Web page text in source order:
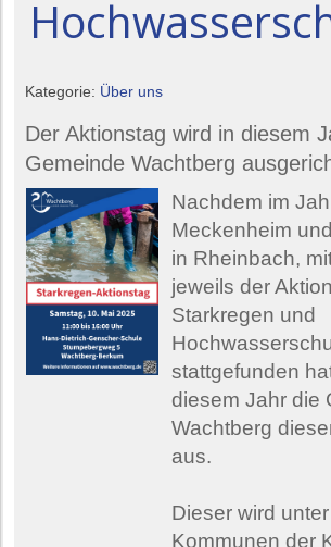
Kategorie: Über uns
Der Aktionstag wird in diesem
Gemeinde Wachtberg
Nachdem im
Meckenheim
in Rheinbach,
jeweils der
Starkregen und
stattgefunden
diesem Jahr die
Wachtberg
aus.
Dieser wird
Kommunen der